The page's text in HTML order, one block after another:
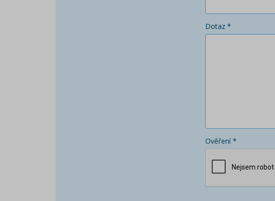
Dotaz *
Ověření *